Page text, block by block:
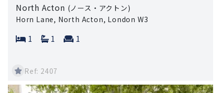
North Acton (ノース・アクトン)
Horn Lane, North Acton, London W3
Bedrooms:
1 Bathrooms:
1 Reception rooms:
1
Ref: 2407